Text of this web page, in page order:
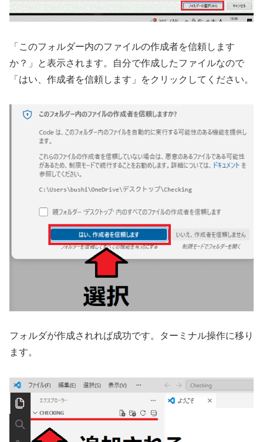
「このフォルダー内のファイルの作成者を信頼します
か？」と表示されます。自分で作成したファイルなので
「はい、作成者を信頼します」をクリックしてください。
フォルダが作成されれば成功です。ターミナル操作に移り
ます。